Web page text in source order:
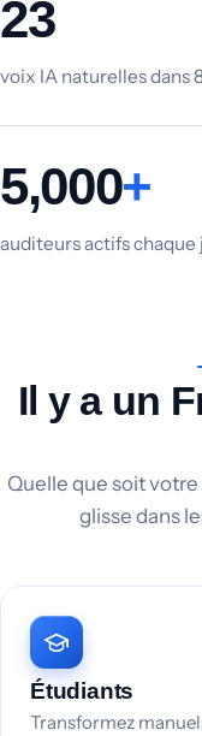
23
voix IA naturelles dans
5,000+
auditeurs actifs chaque
Il y a un
Quelle que soit votre
glisse dans
Étudiants
Transformez